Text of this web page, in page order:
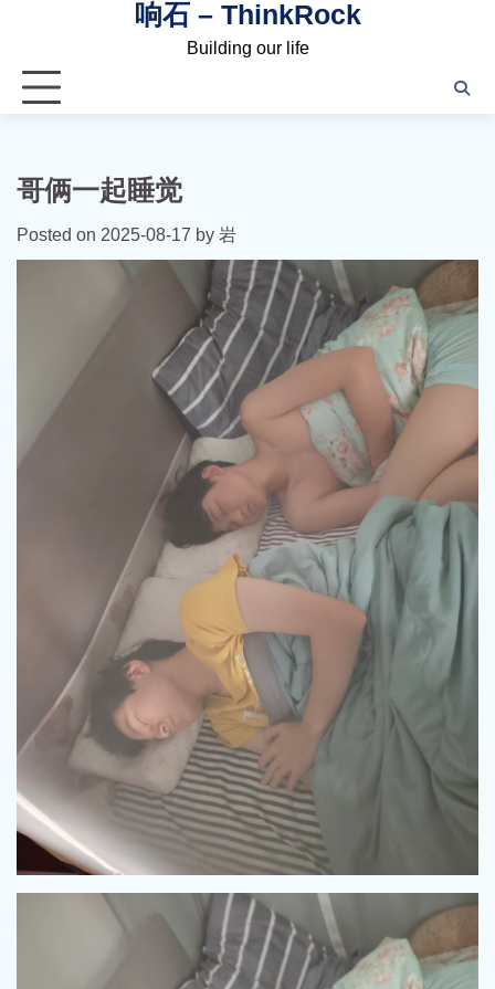
响石 – ThinkRock
Building our life
哥俩一起睡觉
Posted on 2025-08-17 by 岩